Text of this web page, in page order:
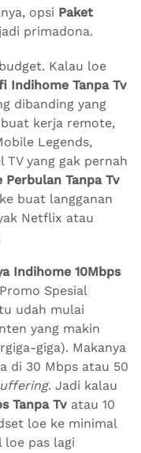
opsi Paket
primadona.
Kalau loe
Indihome Tanpa Tv
dibanding yang
kerja remote,
Legends,
yang gak pernah
Tanpa Tv
buat langganan
Netflix atau
Indihome 10Mbps
Spesial
udah mulai
yang makin
giga). Makanya
di 30 Mbps atau 50
. Jadi kalau
Tanpa Tv atau 10
loe ke minimal
loe pas lagi